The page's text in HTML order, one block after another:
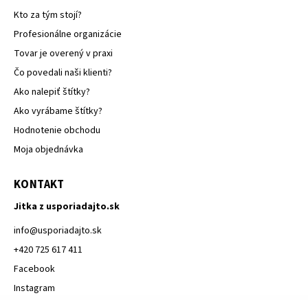
Kto za tým stojí?
Profesionálne organizácie
Tovar je overený v praxi
Čo povedali naši klienti?
Ako nalepiť štítky?
Ako vyrábame štítky?
Hodnotenie obchodu
Moja objednávka
KONTAKT
Jitka z usporiadajto.sk
info@usporiadajto.sk
+420 725 617 411
Facebook
Instagram